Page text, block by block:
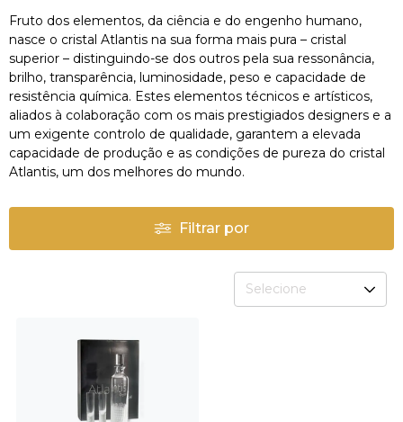
Fruto dos elementos, da ciência e do engenho humano,
nasce o cristal Atlantis na sua forma mais pura – cristal
superior – distinguindo-se dos outros pela sua ressonância,
brilho, transparência, luminosidade, peso e capacidade de
resistência química. Estes elementos técnicos e artísticos,
aliados à colaboração com os mais prestigiados designers e a
um exigente controlo de qualidade, garantem a elevada
capacidade de produção e as condições de pureza do cristal
Atlantis, um dos melhores do mundo.
Filtrar por
Selecione